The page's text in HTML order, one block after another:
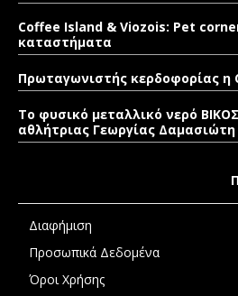
Coffee Island & Viozois: Pet
καταστήματα
Πρωταγωνιστής κερδοφορίας η
Το φυσικό μεταλλικό νερό
αθλήτριας Γεωργίας Δαμασιώτη
Διαφήμιση
Προσωπικά Δεδομένα
Όροι Χρήσης